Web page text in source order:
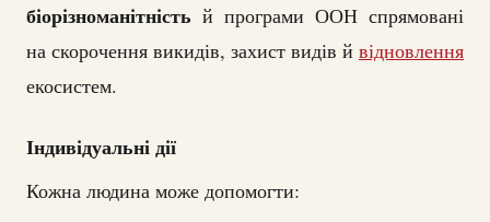
біорізноманітність й програми ООН спрямовані
на скорочення викидів, захист видів й відновлення
екосистем.
Індивідуальні дії
Кожна людина може допомогти: